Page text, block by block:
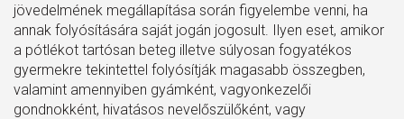
jövedelmének megállapítása során figyelembe venni, ha
annak folyósítására saját jogán jogosult. Ilyen eset, amikor
a pótlékot tartósan beteg illetve súlyosan fogyatékos
gyermekre tekintettel folyósítják magasabb összegben,
valamint amennyiben gyámként, vagyonkezelői
gondnokként, hivatásos nevelőszülőként, vagy